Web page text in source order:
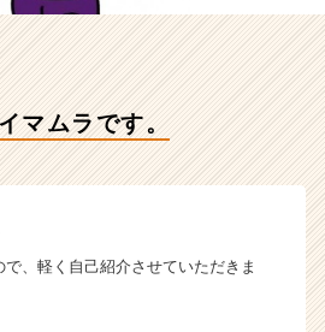
マムラです。
、軽く自己紹介させていただきま